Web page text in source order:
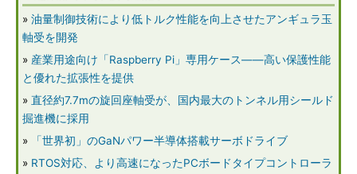
» 油量制御技術により低トルク性能を向上させたアンギュラ玉
軸受を開発
» 産業用途向け「Raspberry Pi」専用ケース――高い保護性能
と優れた拡張性を提供
» 直径約7.7mの旋回座軸受が、国内最大のトンネル用シールド
掘進機に採用
»
「世界初」のGaNパワー半導体搭載サーボドライブ
» RTOS対応、より高速になったPCボードタイプコントローラ